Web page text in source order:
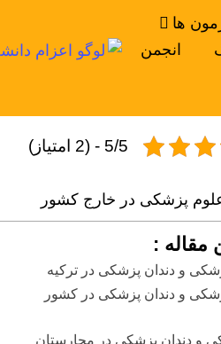
ها
انجمن
5/5 - (2 امتیاز)
مقاله :
و دندان پزشکی در ترکیه
و دندان پزشکی در کشور
و دندان پزشکی در مجارستان